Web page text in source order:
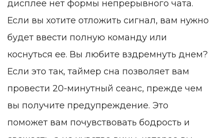
дисплее нет формы непрерывного чата.
Если вы хотите отложить сигнал, вам нужно
будет ввести полную команду или
коснуться ее. Вы любите вздремнуть днем?
Если это так, таймер сна позволяет вам
провести 20-минутный сеанс, прежде чем
вы получите предупреждение. Это
поможет вам почувствовать бодрость и